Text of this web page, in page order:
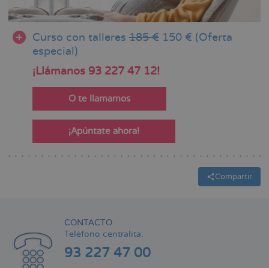
Curso con talleres 185 € 150 € (Oferta
especial)
¡Llámanos 93 227 47 12!
O te llamamos
¡Apúntate ahora!
Compartir
CONTACTO
Teléfono centralita:
93 227 47 00